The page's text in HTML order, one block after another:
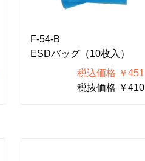
F-54-B
ESDバッグ（10枚入）
税込価格 ￥451
税抜価格 ￥410